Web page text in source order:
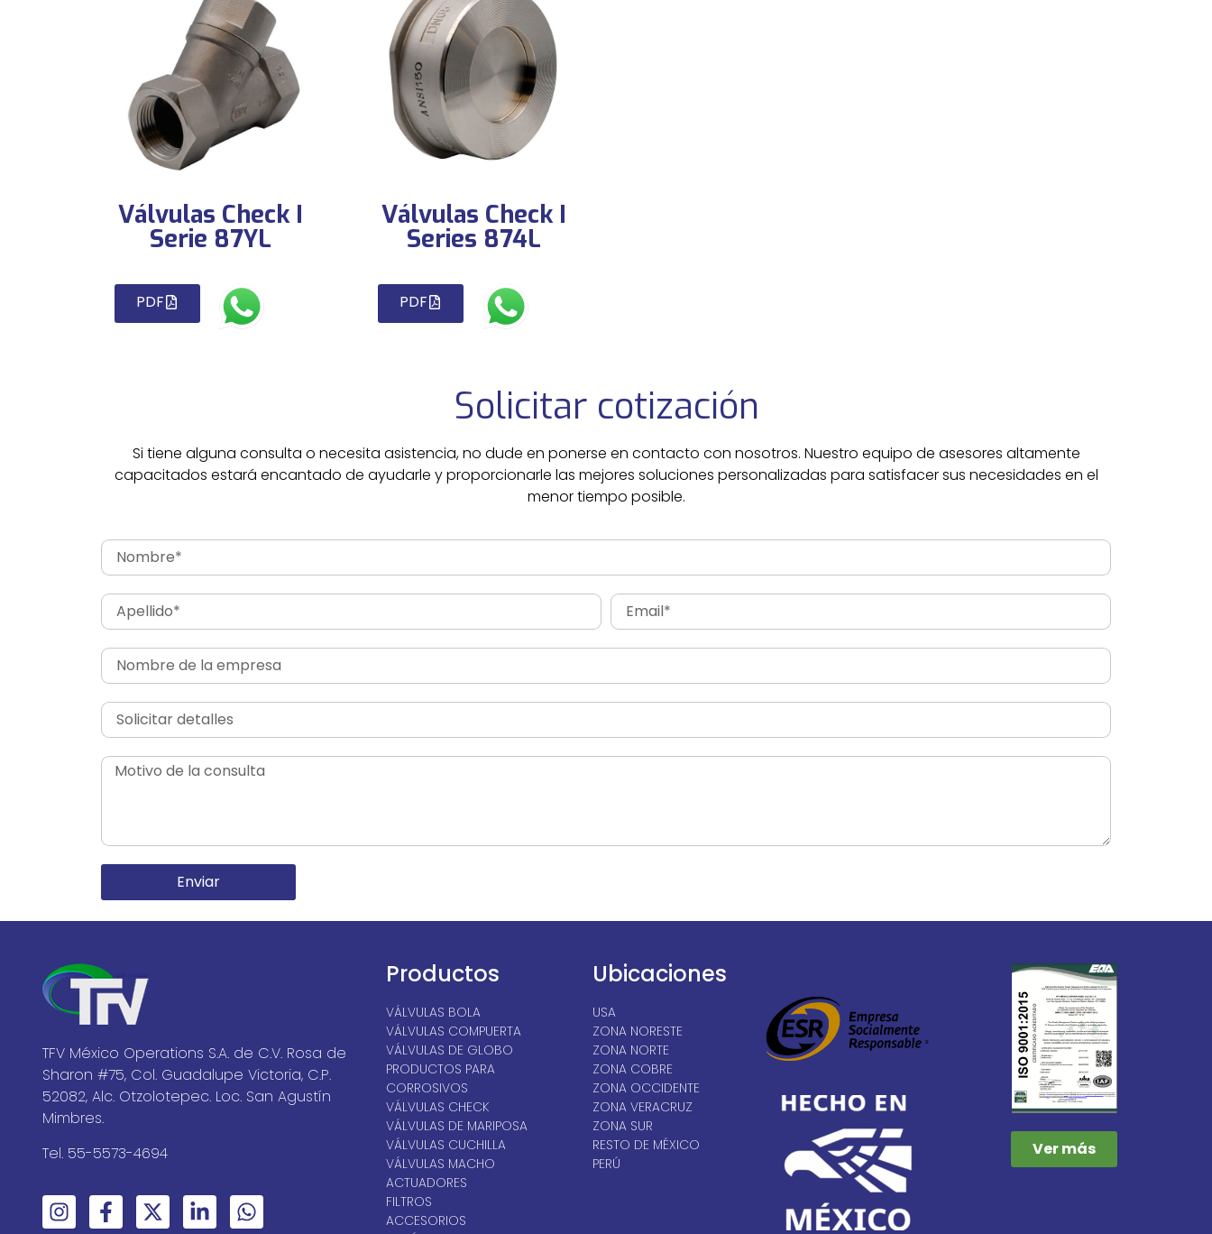
Válvulas Check I
Serie 87YL
PDF
Válvulas Check I
Series 874L
PDF
Solicitar cotización
Si tiene alguna consulta o necesita asistencia, no dude en ponerse en contacto con nosotros. Nuestro equipo de asesores altamente
capacitados estará encantado de ayudarle y proporcionarle las mejores soluciones personalizadas para satisfacer sus necesidades en el
menor tiempo posible.
Enviar
TFV México Operations S.A. de C.V. Rosa de
Sharon #75, Col. Guadalupe Victoria, C.P.
52082, Alc. Otzolotepec. Loc. San Agustín
Mimbres.
Tel. 55-5573-4694
Productos
VÁLVULAS BOLA
VÁLVULAS COMPUERTA
VÁLVULAS DE GLOBO
PRODUCTOS PARA
CORROSIVOS
VÁLVULAS CHECK
VÁLVULAS DE MARIPOSA
VÁLVULAS CUCHILLA
VÁLVULAS MACHO
ACTUADORES
FILTROS
ACCESORIOS
Ubicaciones
USA
ZONA NORESTE
ZONA NORTE
ZONA COBRE
ZONA OCCIDENTE
ZONA VERACRUZ
ZONA SUR
RESTO DE MÉXICO
PERÚ
Ver más